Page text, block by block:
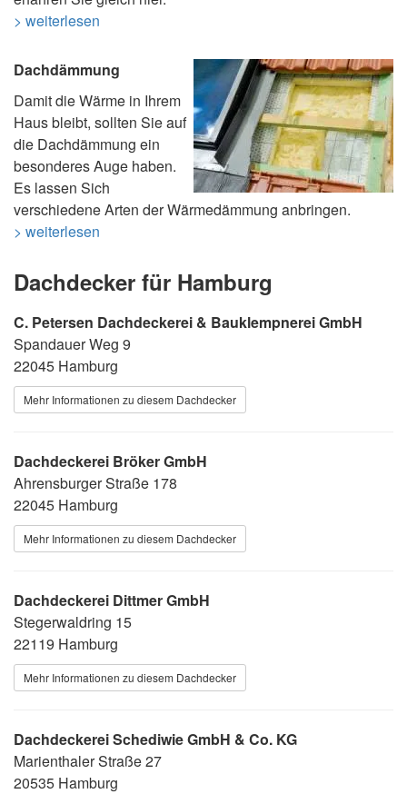
> weiterlesen
Dachdämmung
Damit die Wärme in Ihrem
Haus bleibt, sollten Sie auf
die Dachdämmung ein
besonderes Auge haben.
Es lassen Sich
verschiedene Arten der Wärmedämmung anbringen.
> weiterlesen
Dachdecker für Hamburg
C. Petersen Dachdeckerei & Bauklempnerei GmbH
Spandauer Weg 9
22045 Hamburg
Mehr Informationen zu diesem Dachdecker
Dachdeckerei Bröker GmbH
Ahrensburger Straße 178
22045 Hamburg
Mehr Informationen zu diesem Dachdecker
Dachdeckerei Dittmer GmbH
Stegerwaldring 15
22119 Hamburg
Mehr Informationen zu diesem Dachdecker
Dachdeckerei Schediwie GmbH & Co. KG
Marienthaler Straße 27
20535 Hamburg